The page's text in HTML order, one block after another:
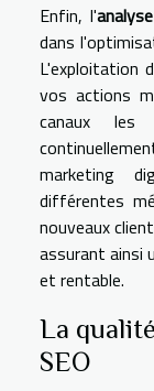
Enfin, l'
dans
L'exploitation
vos actions
canaux les
marketing
différentes
nouveaux
assurant ainsi
et rentable.
La
SEO